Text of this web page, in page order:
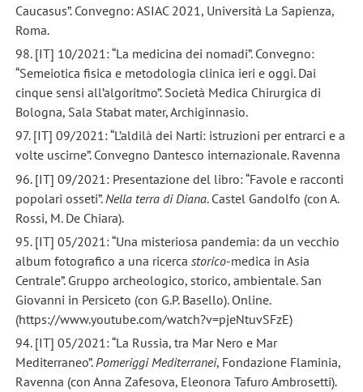
Caucasus”. Convegno: ASIAC 2021, Università La Sapienza,
Roma.
98. [IT] 10/2021: “La medicina dei nomadi”. Convegno:
“Semeiotica fisica e metodologia clinica ieri e oggi. Dai
cinque sensi all’algoritmo”. Società Medica Chirurgica di
Bologna, Sala Stabat mater, Archiginnasio.
97. [IT] 09/2021: “L’aldilà dei Narti: istruzioni per entrarci e a
volte uscirne”. Convegno Dantesco internazionale. Ravenna
96. [IT] 09/2021: Presentazione del libro: “Favole e racconti
popolari osseti”. Nella terra di Diana. Castel Gandolfo (con A.
Rossi, M. De Chiara).
95. [IT] 05/2021: “Una misteriosa pandemia: da un vecchio
album fotografico a una ricerca storico-medica in Asia
Centrale”. Gruppo archeologico, storico, ambientale. San
Giovanni in Persiceto (con G.P. Basello). Online.
(https://www.youtube.com/watch?v=pjeNtuvSFzE)
94. [IT] 05/2021: “La Russia, tra Mar Nero e Mar
Mediterraneo”.Pomeriggi Mediterranei, Fondazione Flaminia,
Ravenna (con Anna Zafesova, Eleonora Tafuro Ambrosetti).